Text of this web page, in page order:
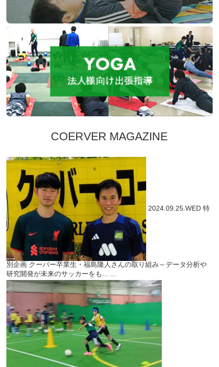
COERVER MAGAZINE
2024.09.25.WED 特
別企画 クーバー卒業生・福島隆人さんの取り組み～データ分析や
研究開発が未来のサッカーをも... ...